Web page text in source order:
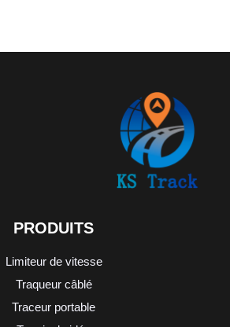
PRODUITS
Limiteur de vitesse
Traqueur câblé
Traceur portable